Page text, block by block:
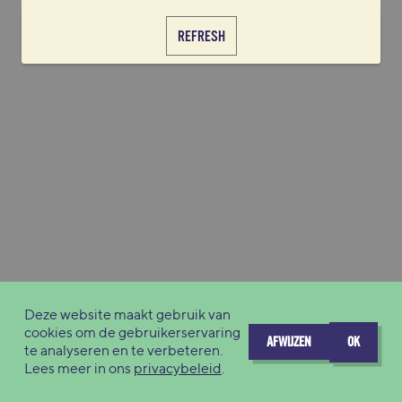
REFRESH
Deze website maakt gebruik van
cookies om de gebruikerservaring
te analyseren en te verbeteren.
Lees meer in ons privacybeleid.
AFWIJZEN OK